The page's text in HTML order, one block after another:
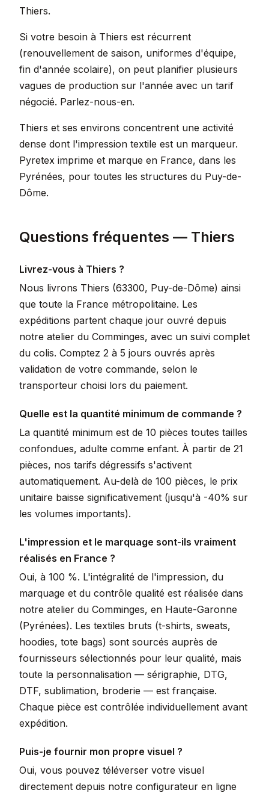
Thiers.
Si votre besoin à Thiers est récurrent
(renouvellement de saison, uniformes d'équipe,
fin d'année scolaire), on peut planifier plusieurs
vagues de production sur l'année avec un tarif
négocié. Parlez-nous-en.
Thiers et ses environs concentrent une activité
dense dont l'impression textile est un marqueur.
Pyretex imprime et marque en France, dans les
Pyrénées, pour toutes les structures du Puy-de-
Dôme.
Questions fréquentes — Thiers
Livrez-vous à Thiers ?
Nous livrons Thiers (63300, Puy-de-Dôme) ainsi
que toute la France métropolitaine. Les
expéditions partent chaque jour ouvré depuis
notre atelier du Comminges, avec un suivi complet
du colis. Comptez 2 à 5 jours ouvrés après
validation de votre commande, selon le
transporteur choisi lors du paiement.
Quelle est la quantité minimum de commande ?
La quantité minimum est de 10 pièces toutes tailles
confondues, adulte comme enfant. À partir de 21
pièces, nos tarifs dégressifs s'activent
automatiquement. Au-delà de 100 pièces, le prix
unitaire baisse significativement (jusqu'à -40% sur
les volumes importants).
L'impression et le marquage sont-ils vraiment
réalisés en France ?
Oui, à 100 %. L'intégralité de l'impression, du
marquage et du contrôle qualité est réalisée dans
notre atelier du Comminges, en Haute-Garonne
(Pyrénées). Les textiles bruts (t-shirts, sweats,
hoodies, tote bags) sont sourcés auprès de
fournisseurs sélectionnés pour leur qualité, mais
toute la personnalisation — sérigraphie, DTG,
DTF, sublimation, broderie — est française.
Chaque pièce est contrôlée individuellement avant
expédition.
Puis-je fournir mon propre visuel ?
Oui, vous pouvez téléverser votre visuel
directement depuis notre configurateur en ligne